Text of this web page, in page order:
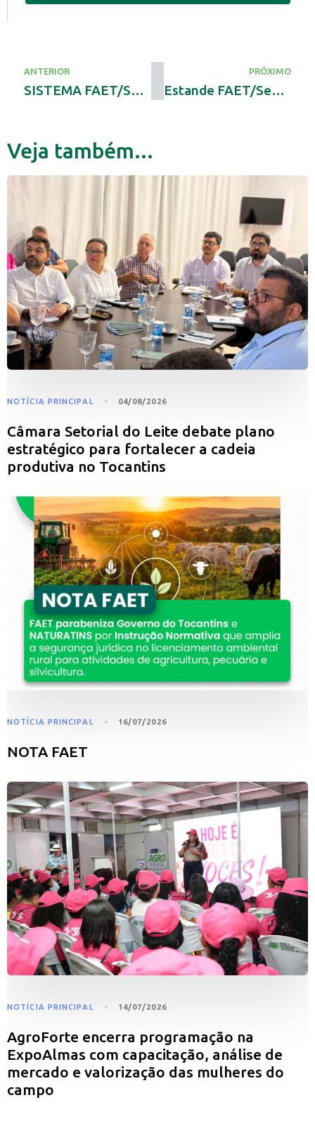
ANTERIOR
SISTEMA FAET/SENAR APRESENTA SERVIÇOS A SECRETÁRIOS MUNICIPAS DE AGRICULTURA
PRÓXIMO
Estande FAET/Senar define programação e atrações para a Agrotins 2025
Veja também...
NOTÍCIA PRINCIPAL 04/08/2026
Câmara Setorial do Leite debate plano
estratégico para fortalecer a cadeia
produtiva no Tocantins
NOTÍCIA PRINCIPAL 16/07/2026
NOTA FAET
NOTÍCIA PRINCIPAL 14/07/2026
AgroForte encerra programação na
ExpoAlmas com capacitação, análise de
mercado e valorização das mulheres do
campo